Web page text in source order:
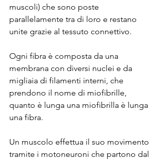
muscoli) che sono poste
parallelamente tra di loro e restano
unite grazie al tessuto connettivo.
Ogni fibra è composta da una
membrana con diversi nuclei e da
migliaia di filamenti interni, che
prendono il nome di miofibrille,
quanto è lunga una miofibrilla è lunga
una fibra.
Un muscolo effettua il suo movimento
tramite i motoneuroni che partono dal